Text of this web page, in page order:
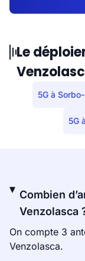
Le
5G à
5G
Combien
Venzolasca
On compte 3
Venzolasca.